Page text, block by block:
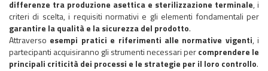
differenze tra produzione asettica e sterilizzazione terminale, i
criteri di scelta, i requisiti normativi e gli elementi fondamentali per
garantire la qualità e la sicurezza del prodotto.
Attraverso esempi pratici e riferimenti alle normative vigenti, i
partecipanti acquisiranno gli strumenti necessari percomprendere le
principali criticità dei processi e le strategie per il loro controllo.